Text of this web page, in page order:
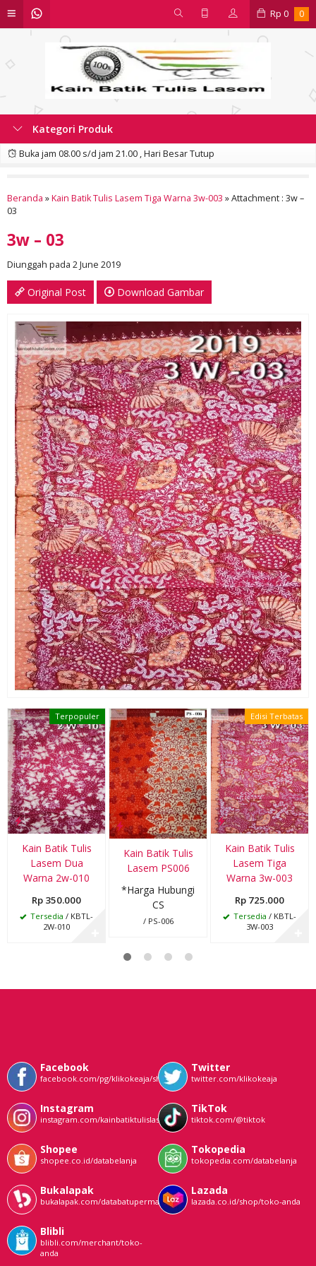
Rp 0 0
Kategori Produk
Buka jam 08.00 s/d jam 21.00 , Hari Besar Tutup
Beranda »Kain Batik Tulis Lasem Tiga Warna 3w-003 » Attachment : 3w –
03
3w – 03
Diunggah pada 2 June 2019
Original Post Download Gambar
Terpopuler
Kain Batik Tulis
Lasem Dua
Warna 2w-010
Rp 350.000
Tersedia / KBTL-
2W-010
Kain Batik Tulis
Lasem PS006
*Harga Hubungi
CS
/ PS-006
Edisi Terbatas
Kain Batik Tulis
Lasem Tiga
Warna 3w-003
Rp 725.000
Tersedia / KBTL-
3W-003
Facebook
facebook.com/pg/klikokeaja/shop/
Twitter
twitter.com/klikokeaja
Instagram
instagram.com/kainbatiktulislasem
TikTok
tiktok.com/@tiktok
Shopee
shopee.co.id/databelanja
Tokopedia
tokopedia.com/databelanja
Bukalapak
bukalapak.com/databatupermata
Lazada
lazada.co.id/shop/toko-anda
Blibli
blibli.com/merchant/toko-
anda